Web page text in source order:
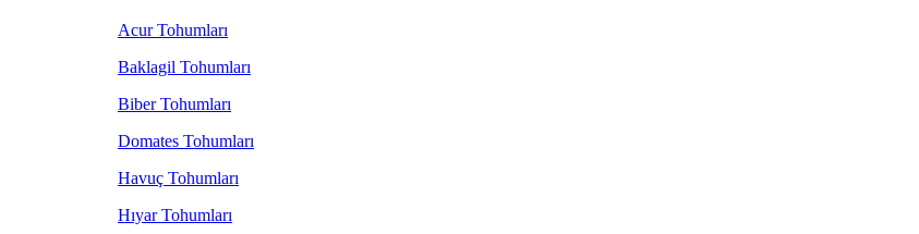
Acur Tohumları
Baklagil Tohumları
Biber Tohumları
Domates Tohumları
Havuç Tohumları
Hıyar Tohumları